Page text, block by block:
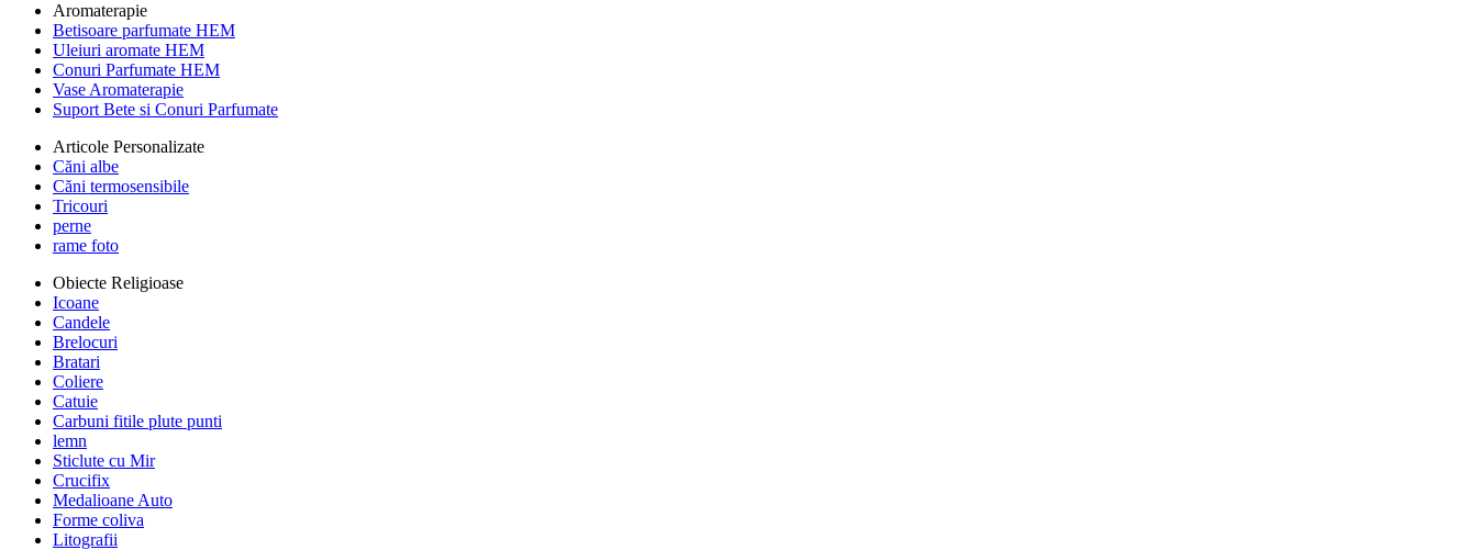
Aromaterapie
Betisoare parfumate HEM
Uleiuri aromate HEM
Conuri Parfumate HEM
Vase Aromaterapie
Suport Bete si Conuri Parfumate
Articole Personalizate
Căni albe
Căni termosensibile
Tricouri
perne
rame foto
Obiecte Religioase
Icoane
Candele
Brelocuri
Bratari
Coliere
Catuie
Carbuni fitile plute punti
lemn
Sticlute cu Mir
Crucifix
Medalioane Auto
Forme coliva
Litografii